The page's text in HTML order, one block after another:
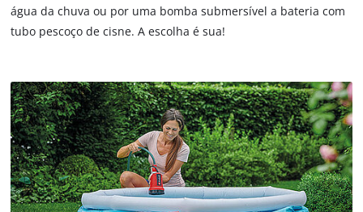
água da chuva ou por uma bomba submersível a bateria com
tubo pescoço de cisne. A escolha é sua!